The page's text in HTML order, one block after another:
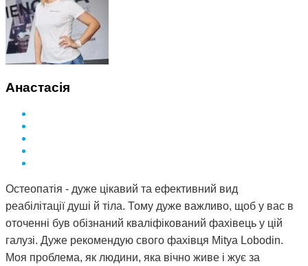
зробити за півтора року, зміг зробити Дмитро і за такий
невеликий термін. Лікар у поліклініці сказав, що мені
просто пощастило і я на досвідченого фахівця
натрапила. А ще кажуть, що здоров'я за гроші не купиш.
Анастасія
Остеопатія - дуже цікавий та ефективний вид
реабілітації душі й тіла. Тому дуже важливо, щоб у вас в
оточенні був обізнаний кваліфікований фахівець у цій
галузі. Дуже рекомендую свого фахівця Mitya Lobodin.
Моя проблема, як людини, яка вічно живе і жує за